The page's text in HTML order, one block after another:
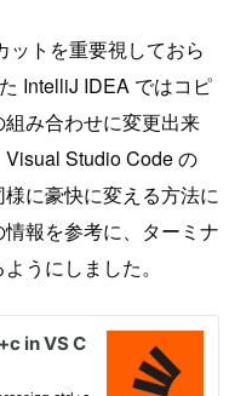
ットを重要視しておら
IntelliJ IDEA ではコピ
組み合わせに変更出来
Studio Code の
に豪快に変える方法に
報を参考に、ターミナ
うにしました。